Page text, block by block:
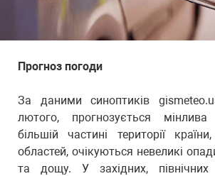
Прогноз погоди
За даними синоптиків
лютого, прогнозується
більшій частині території
областей, очікуються невеликі
та дощу. У західних, північних